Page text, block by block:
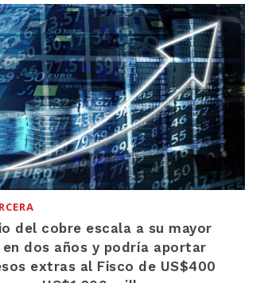
del cobre escala a su mayor
en dos años y podría aportar
extras al Fisco de US$400